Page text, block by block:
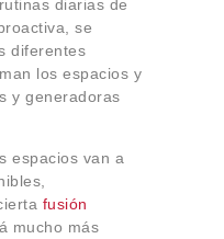
diarias de
se
diferentes
los espacios y
y generadoras
espacios van a
fusión
mucho más